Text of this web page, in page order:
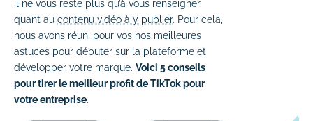
il ne vous reste plus qu’à vous renseigner
quant au contenu vidéo à y publier. Pour cela,
nous avons réuni pour vos nos meilleures
astuces pour débuter sur la plateforme et
développer votre marque. Voici 5 conseils
pour tirer le meilleur profit de TikTok pour
votre entreprise.